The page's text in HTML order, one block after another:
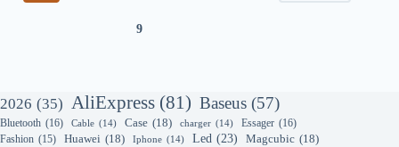
9
2026 (35) AliExpress (81) Baseus (57)
Bluetooth (16) Cable (14) Case (18) charger (14) Essager (16)
Fashion (15) Huawei (18) Iphone (14) Led (23) Magcubic (18)